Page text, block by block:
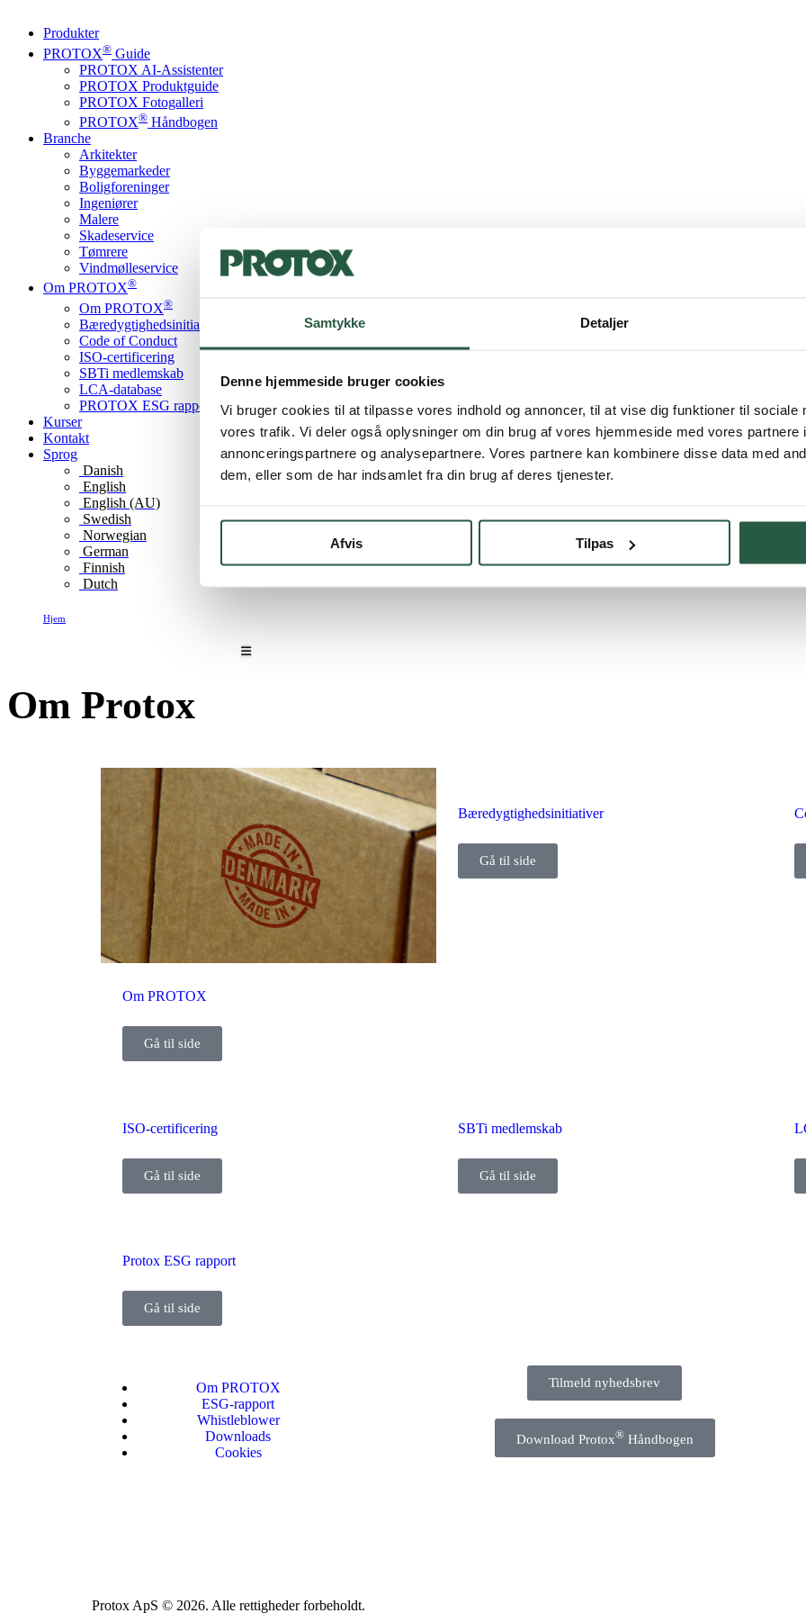
Samtykke Detaljer
Denne hjemmeside bruger cookies
Vi bruger cookies til at tilpasse vores indhold og annoncer, til at vise dig funktioner til sociale
vores trafik. Vi deler også oplysninger om din brug af vores hjemmeside med vores partnere
annonceringspartnere og analysepartnere. Vores partnere kan kombinere disse data med
dem, eller som de har indsamlet fra din brug af deres tjenester.
Afvis Tilpas
Produkter
PROTOX® Guide
PROTOX AI-Assistenter
PROTOX Produktguide
PROTOX Fotogalleri
PROTOX® Håndbogen
Branche
Arkitekter
Byggemarkeder
Boligforeninger
Ingeniører
Malere
Skadeservice
Tømrere
Vindmølleservice
Om PROTOX®
Om PROTOX®
Bæredygtigheds­initiativer
Code of Conduct
ISO-certificering
SBTi medlemskab
LCA-database
PROTOX ESG rapport
Kurser
Kontakt
Sprog
Danish
English
English (AU)
Swedish
Norwegian
German
Finnish
Dutch
Hjem
Om Protox
Om PROTOX
Gå til side
Bæredygtigheds­initiativer
Gå til side
ISO-certificering
Gå til side
SBTi medlemskab
Gå til side
Protox ESG rapport
Gå til side
Om PROTOX
ESG-rapport
Whistleblower
Downloads
Cookies
Tilmeld nyhedsbrev
Download Protox®Håndbogen
Protox ApS © 2026. Alle rettigheder forbeholdt.